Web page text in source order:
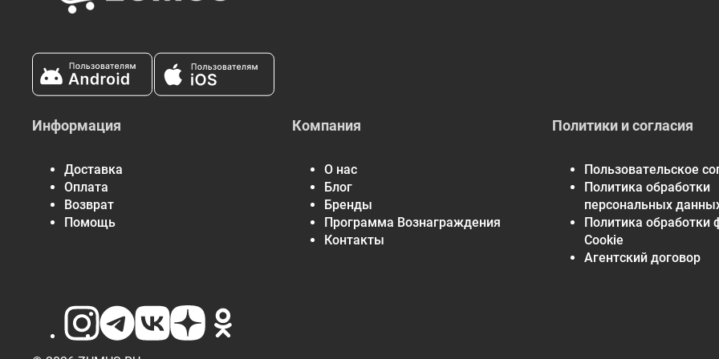
Информация
Доставка
Оплата
Возврат
Помощь
Компания
О нас
Блог
Бренды
Программа Вознаграждения
Контакты
Политики и согласия
Пользовательское
Политика обработки
персональных
Политика обработки
Cookie
Агентский договор